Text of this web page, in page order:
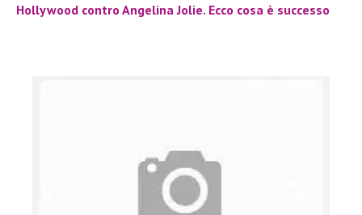
Hollywood contro Angelina Jolie. Ecco cosa è successo